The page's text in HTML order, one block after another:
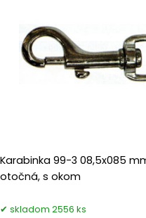
Karabinka 99-3 08,5x085
otočná, s okom
skladom 2556 ks